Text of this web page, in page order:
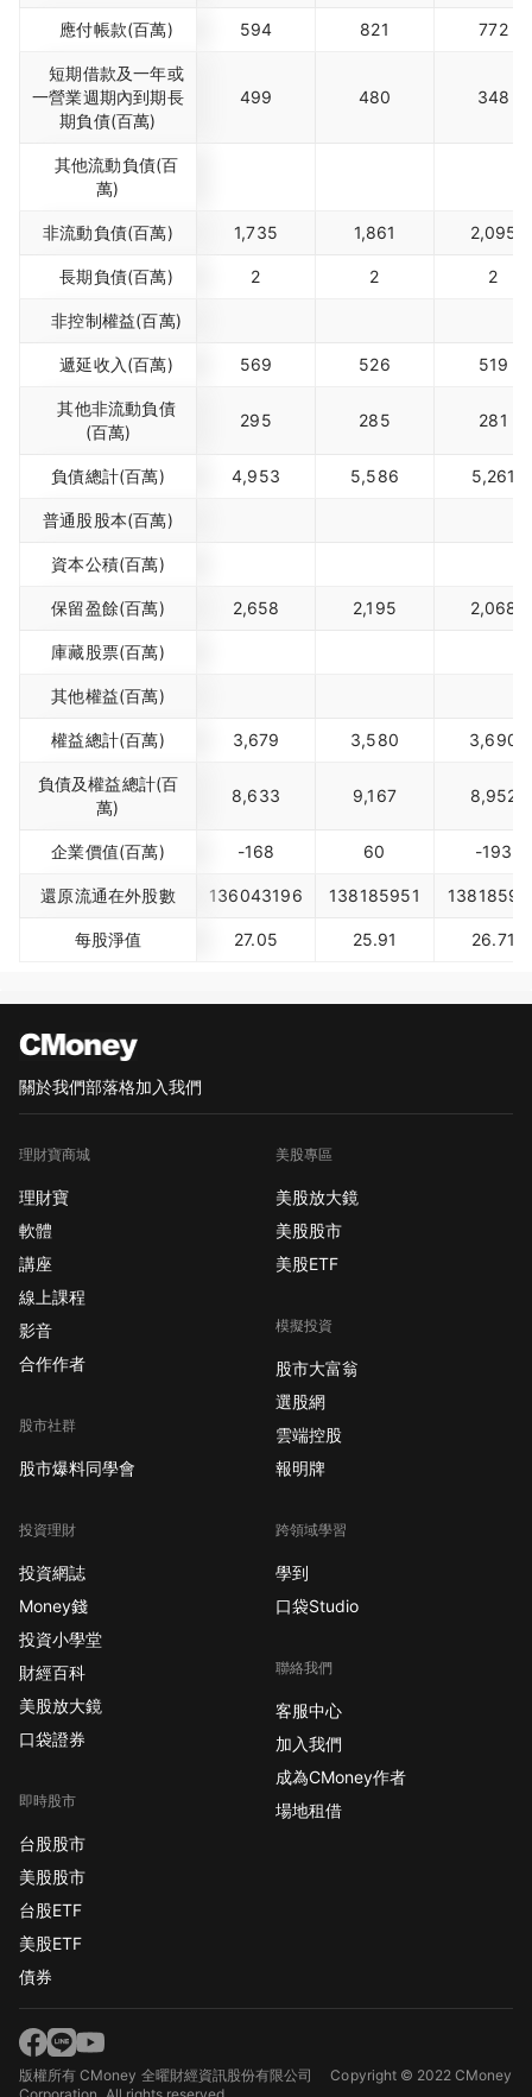
應付帳款(百萬) 594 821 772
短期借款及一年或
一營業週期內到期長
期負債(百萬)
499 480 348
其他流動負債(百
萬)
非流動負債(百萬) 1,735 1,861 2,095
長期負債(百萬) 2 2 2
非控制權益(百萬)
遞延收入(百萬) 569 526 519
其他非流動負債
(百萬)
295 285 281
負債總計(百萬) 4,953 5,586 5,261
普通股股本(百萬)
資本公積(百萬)
保留盈餘(百萬) 2,658 2,195 2,068
庫藏股票(百萬)
其他權益(百萬)
權益總計(百萬) 3,679 3,580 3,690
負債及權益總計(百
萬)
8,633 9,167 8,952
企業價值(百萬) -168 60 -193
還原流通在外股數 136043196 138185951
每股淨值 27.05 25.91 26.71
關於我們部落格加入我們
理財寶商城
理財寶
軟體
講座
線上課程
影音
合作作者
股市社群
股市爆料同學會
投資理財
投資網誌
Money錢
投資小學堂
財經百科
美股放大鏡
口袋證券
即時股市
台股股市
美股股市
台股ETF
美股ETF
債券
美股專區
美股放大鏡
美股股市
美股ETF
模擬投資
股市大富翁
選股網
雲端控股
報明牌
跨領域學習
學到
口袋Studio
聯絡我們
客服中心
加入我們
成為CMoney作者
場地租借
版權所有 CMoney 全曜財經資訊股份有限公司Copyright © 2022 CMoney